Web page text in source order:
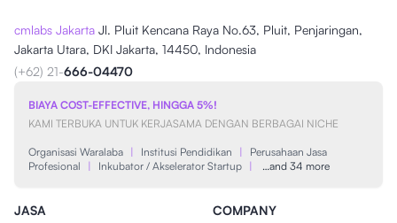
cmlabs Jakarta Jl. Pluit Kencana Raya No.63, Pluit, Penjaringan,
Jakarta Utara, DKI Jakarta, 14450, Indonesia
(+62) 21-666-04470
BIAYA COST-EFFECTIVE, HINGGA 5%!
KAMI TERBUKA UNTUK KERJASAMA DENGAN BERBAGAI NICHE
Organisasi Waralaba | Institusi Pendidikan |
Perusahaan Jasa
Profesional
| Inkubator / Akselerator Startup | …and 34 more
JASA
COMPANY